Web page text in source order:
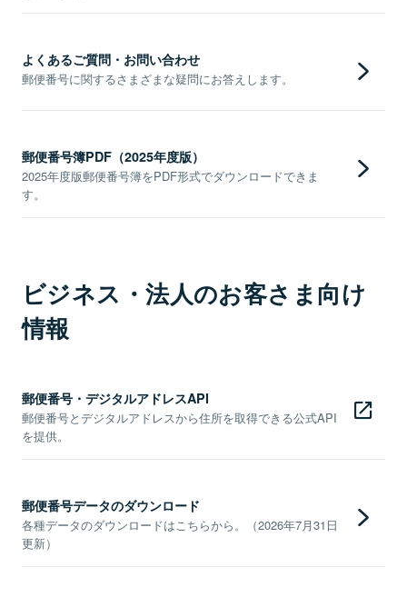
よくあるご質問・お問い合わせ
郵便番号に関するさまざまな疑問にお答えします。
郵便番号簿PDF（2025年度版）
2025年度版郵便番号簿をPDF形式でダウンロードできま
す。
ビジネス・法人のお客さま向け
情報
郵便番号・デジタルアドレスAPI
郵便番号とデジタルアドレスから住所を取得できる公式API
を提供。
郵便番号データのダウンロード
各種データのダウンロードはこちらから。（2026年7月31日
更新）